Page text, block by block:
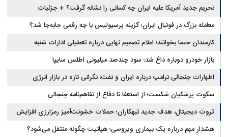
تحریم جدید آمریکا علیه ایران چه کسانی را نشانه گرفت؟ + جزئیات
معامله بزرگ در فوتبال ایران؛ گزینه پرسپولیس با چه رقمی جابه‌جا شد؟
کارمندان حتما بخوانند؛ اعلام تصمیم نهایی درباره تعطیلی ادارات شنبه
بازار خودرو دوباره داغ شد؛ سود چندصد میلیونی اطلس سایپا
اظهارات جنجالی ترامپ درباره ایران و نفت؛ نگرانی تازه در بازار انرژی
سکوت پزشکیان شکست؛ از استعفا تا دفاع از تفاهم‌نامه جنجالی
ثروت دیجیتال، هدف جدید تبهکاران؛ حملات خشونت‌آمیز رمزارزی افزایش
یافت
هشدار مهم درباره یک بیماری ویروسی؛ هپاتیت چگونه منتقل می‌شود؟